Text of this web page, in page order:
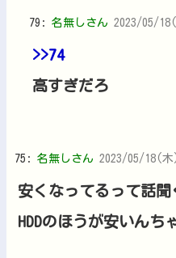
79: 名無しさん 2023/05/
>>74
高すぎだろ
75: 名無しさん 2023/05/18(
安くなってるって話
HDDのほうが安いんち